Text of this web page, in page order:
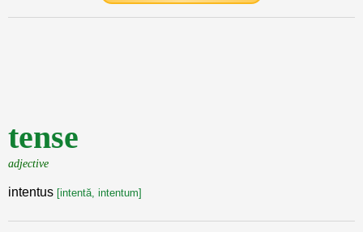
tense
adjective
intentus [intentă, intentum]